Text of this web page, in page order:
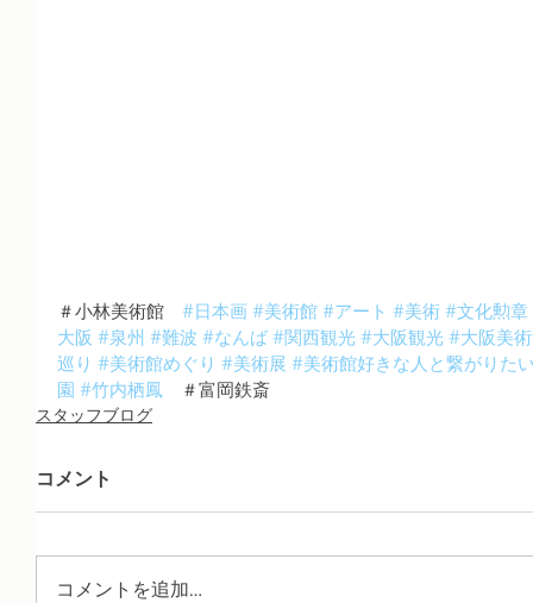
＃小林美術館 #日本画 #美術館 #アート #美術 #文化勲章
大阪 #泉州 #難波 #なんば #関西観光 #大阪観光 #大阪美
巡り #美術館めぐり #美術展 #美術館好きな人と繋がりた
園 #竹内栖鳳 ＃富岡鉄斎
スタッフブログ
コメント
コメントを追加…